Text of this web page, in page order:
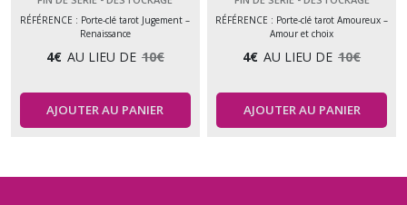
transformation – Fait
main
RÉFÉRENCE : Porte-clé tarot Jugement –
Renaissance
4€ AU LIEU DE 10€
AJOUTER AU PANIER
Fait main
RÉFÉRENCE : Porte-clé tarot Amoureux –
Amour et choix
4€ AU LIEU DE 10€
AJOUTER AU PANIER